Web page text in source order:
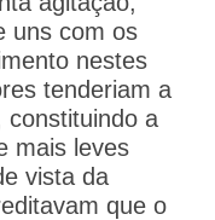
uns com os
nestes
tenderiam a
constituindo a
mais leves
vista da
que o